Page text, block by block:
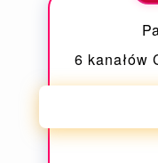
6 kanałów